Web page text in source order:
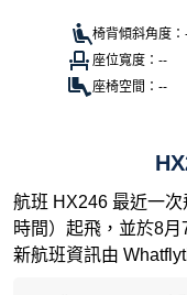
椅背傾斜角度
座位寬度：--
座椅空間：--
航班 HX246 最近一
時間）起飛，並於8
新航班資訊由